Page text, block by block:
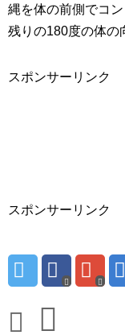
縄を体の前側でコ
残りの180度の体の
スポンサーリンク
スポンサーリンク